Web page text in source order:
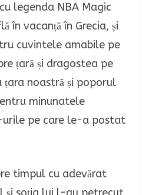
legenda NBA Magic
în vacanță în Grecia, și
cuvintele amabile pe
țară și dragostea pe
țara noastră și poporul
minunatele
pe care le-a postat
timpul cu adevărat